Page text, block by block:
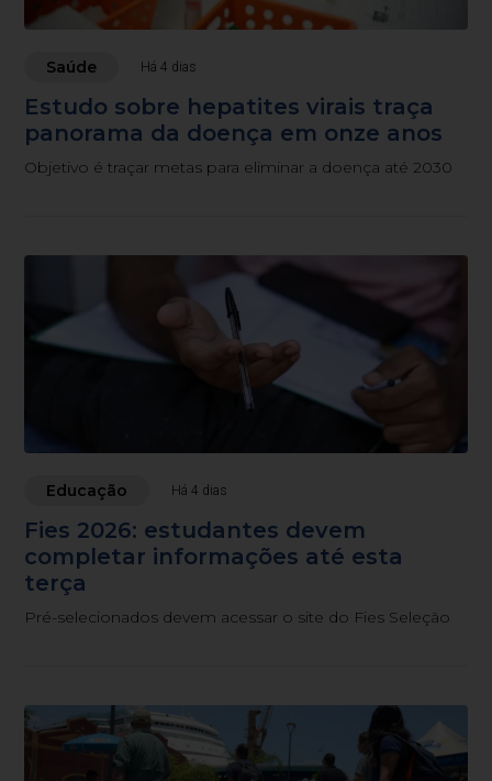
Saúde Há 4 dias
Estudo sobre hepatites virais traça
panorama da doença em onze anos
Objetivo é traçar metas para eliminar a doença até 2030
Educação Há 4 dias
Fies 2026: estudantes devem
completar informações até esta
terça
Pré-selecionados devem acessar o site do Fies Seleção